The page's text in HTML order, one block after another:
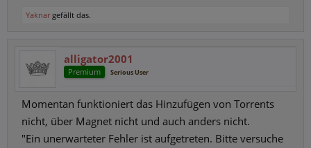
Yaknar gefällt das.
alligator2001
Premium Serious User
Momentan funktioniert das Hinzufügen von Torrents
nicht, über Magnet nicht und auch anders nicht.
"Ein unerwarteter Fehler ist aufgetreten. Bitte versuche